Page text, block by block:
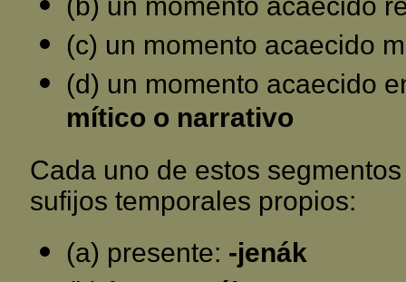
(c) un momento acaecido
(d) un momento acaecido
mítico o narrativo
Cada uno de estos
sufijos temporales propios:
(a) presente: -jenák